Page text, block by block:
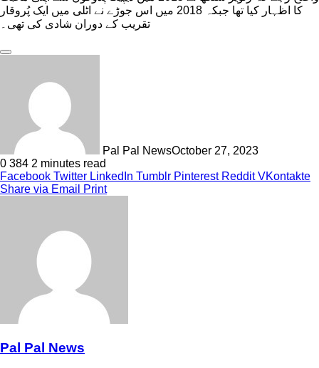
کا اظہار کیا تھا جبکہ 2018 میں اس جوڑے نے اٹلی میں ایک پُروقار
تقریب کے دوران شادی کی تھی۔
Pal Pal NewsOctober 27, 2023
0 384 2 minutes read
Facebook Twitter LinkedIn Tumblr Pinterest Reddit VKontakte
Share via Email
Print
Pal Pal News